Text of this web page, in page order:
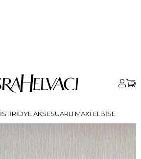
0
İSTIRIDYE AKSESUARLI MAXI ELBISE